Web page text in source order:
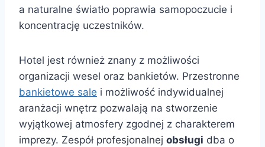
a naturalne światło poprawia samopoczucie i
koncentrację uczestników.
Hotel jest również znany z możliwości
organizacji wesel oraz bankietów. Przestronne
bankietowe sale i możliwość indywidualnej
aranżacji wnętrz pozwalają na stworzenie
wyjątkowej atmosfery zgodnej z charakterem
imprezy. Zespół profesjonalnej obsługi dba o